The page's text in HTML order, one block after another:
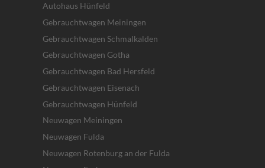
Autohaus Hünfeld
Gebrauchtwagen Meiningen
Gebrauchtwagen Schmalkalden
Gebrauchtwagen Gotha
Gebrauchtwagen Bad Hersfeld
Gebrauchtwagen Eisenach
Gebrauchtwagen Hünfeld
Neuwagen Meiningen
Neuwagen Fulda
Neuwagen Rotenburg an der Fulda